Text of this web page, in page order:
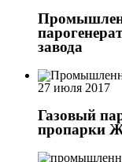
завода
27 июля 2017
Газовый
пропарки